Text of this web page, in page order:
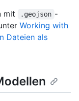
mit .geojson -
Working with
Dateien als